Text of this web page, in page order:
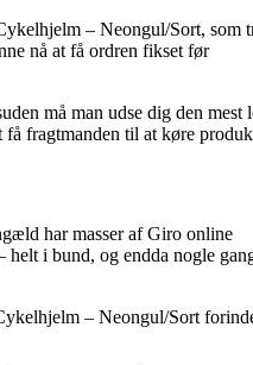
– Neongul/Sort, som
nå at få ordren fikset før
må man udse dig den mest
fragtmanden til at køre
har masser af Giro online
i bund, og endda nogle
– Neongul/Sort